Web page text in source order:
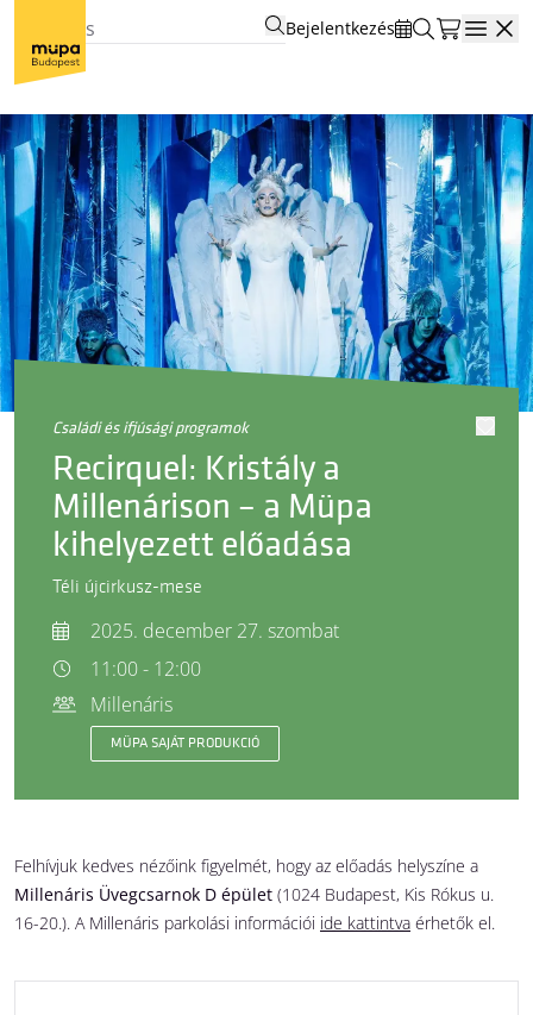
Bejelentkezés
családi és ifjúsági programok
Recirquel: Kristály a
Millenárison – a Müpa
kihelyezett előadása
Téli újcirkusz-mese
2025. december 27. szombat
11:00 - 12:00
Millenáris
MÜPA SAJÁT PRODUKCIÓ
Felhívjuk kedves nézőink figyelmét, hogy az előadás helyszíne a
Millenáris Üvegcsarnok D épület (1024 Budapest, Kis Rókus u.
16-20.). A Millenáris parkolási információi ide kattintva érhetők el.